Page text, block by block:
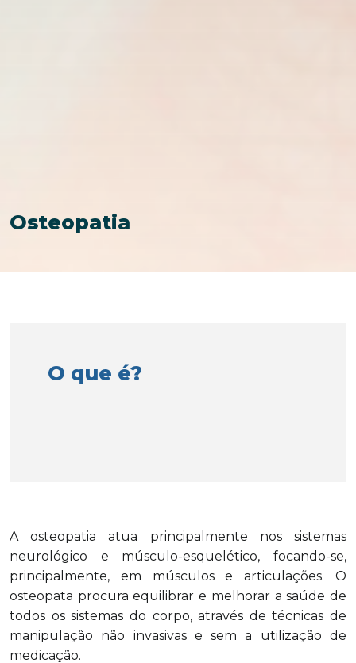
Osteopatia
O que é?
A osteopatia atua principalmente nos sistemas
neurológico e músculo-esquelético, focando-se,
principalmente, em músculos e articulações. O
osteopata procura equilibrar e melhorar a saúde de
todos os sistemas do corpo, através de técnicas de
manipulação não invasivas e sem a utilização de
medicação.